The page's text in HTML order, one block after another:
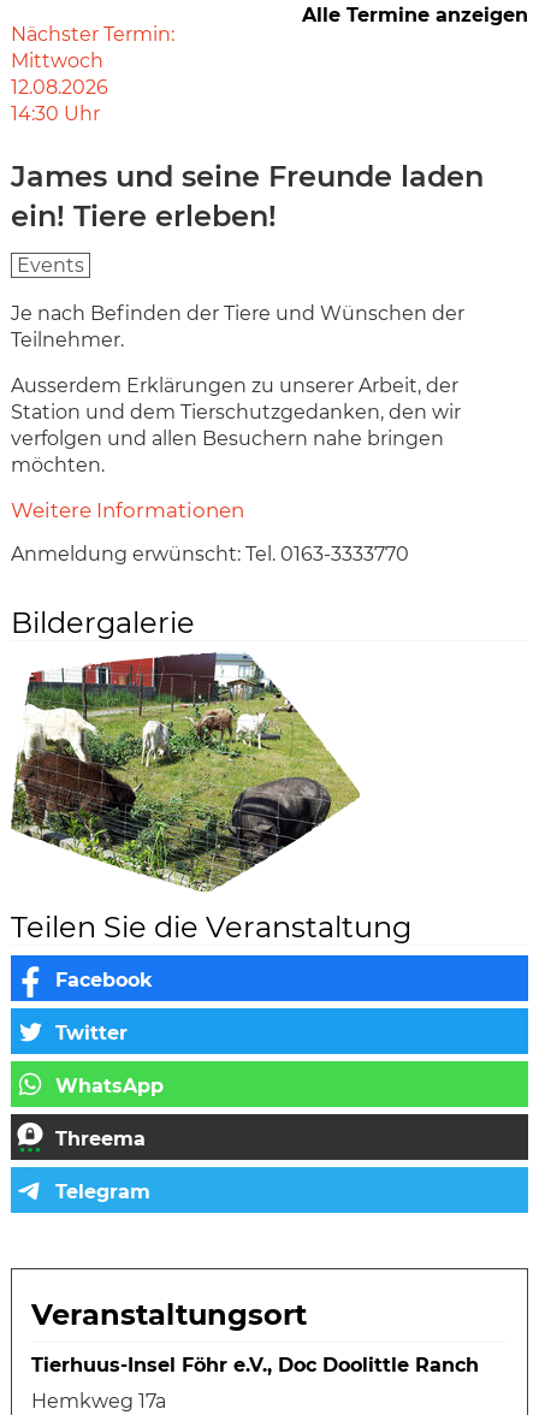
Nächster Termin:
Mittwoch
12.08.2026
14:30 Uhr
Alle Termine anzeigen
James und seine Freunde laden
ein! Tiere erleben!
Events
Je nach Befinden der Tiere und Wünschen der
Teilnehmer.
Ausserdem Erklärungen zu unserer Arbeit, der
Station und dem Tierschutzgedanken, den wir
verfolgen und allen Besuchern nahe bringen
möchten.
Weitere Informationen
Anmeldung erwünscht: Tel. 0163-3333770
Bildergalerie
Teilen Sie die Veranstaltung
Veranstaltungsort
Tierhuus-Insel Föhr e.V., Doc Doolittle Ranch
Hemkweg 17a